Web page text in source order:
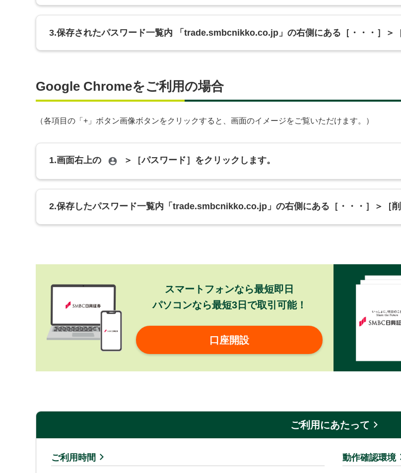
3.保存されたパスワード一覧内 「trade.smbcnikko.co.jp」の右側にある［・・・］＞
Google Chromeをご利用の場合
（各項目の「+」ボタン画像ボタンをクリックすると、画面のイメージをご覧いただけます。）
1.画面右上の ＞［パスワード］をクリックします。
2.保存したパスワード一覧内「trade.smbcnikko.co.jp」の右側にある［・・・］＞［削
スマートフォンなら最短即日
パソコンなら最短3日で取引可能！
口座開設
ご利用にあたって
ご利用時間 動作確認環境